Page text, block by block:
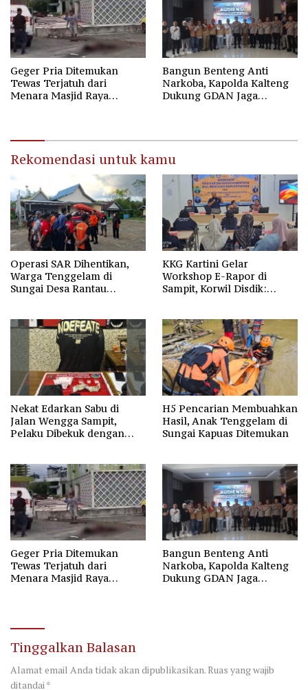
Geger Pria Ditemukan
Tewas Terjatuh dari
Menara Masjid Raya
Bangun Benteng Anti
Narkoba, Kapolda Kalteng
Dukung GDAN Jaga
Rekomendasi untuk kamu
Operasi SAR Dihentikan,
Warga Tenggelam di
Sungai Desa Rantau
KKG Kartini Gelar
Workshop E-Rapor di
Sampit, Korwil Disdik:
Nekat Edarkan Sabu di
Jalan Wengga Sampit,
Pelaku Dibekuk dengan
H5 Pencarian Membuahkan
Hasil, Anak Tenggelam di
Sungai Kapuas Ditemukan
Geger Pria Ditemukan
Tewas Terjatuh dari
Menara Masjid Raya
Bangun Benteng Anti
Narkoba, Kapolda Kalteng
Dukung GDAN Jaga
Tinggalkan Balasan
Alamat email Anda tidak akan dipublikasikan.Ruas yang wajib
ditandai *